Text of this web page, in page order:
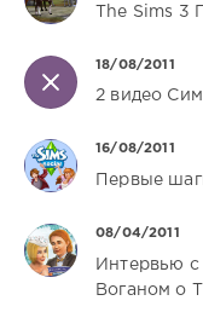
The Sims 3
18/08/2011
2 видео
16/08/2011
Первые
08/04/2011
Интервью
Воганом о